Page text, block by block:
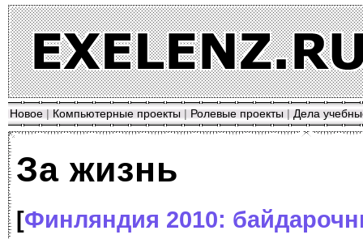
Новое | Компьютерные проекты | Ролевые проекты | Дела
За жизнь
[Финляндия 2010: